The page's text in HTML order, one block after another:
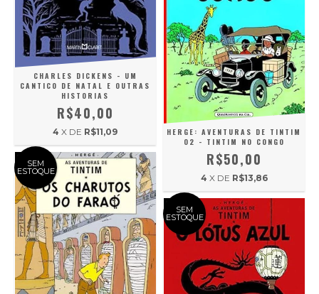
CHARLES DICKENS - UM
CANTICO DE NATAL E OUTRAS
HISTORIAS
R$40,00
4 X DE R$11,09
HERGE: AVENTURAS DE TINTIM
02 - TINTIM NO CONGO
R$50,00
4 X DE R$13,86
SEM
ESTOQUE
SEM
ESTOQUE